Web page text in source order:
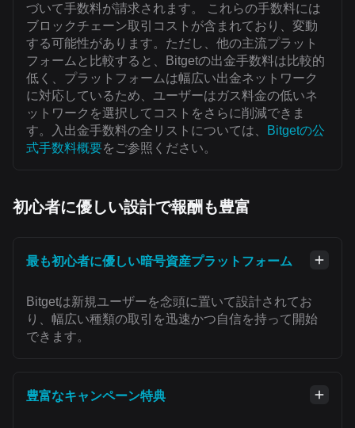
づいて手数料が請求されます。 これらの手数料には
ブロックチェーン取引コストが含まれており、変動
する可能性があります。ただし、他の主流プラット
フォームと比較すると、Bitgetの出金手数料は比較的
低く、プラットフォームは幅広い出金ネットワーク
に対応しているため、ユーザーはガス料金の低いネ
ットワークを選択してコストをさらに削減できま
す。入出金手数料の全リストについては、
Bitgetの公
式手数料概要をご参照ください。
初心者に優しい設計で報酬も豊富
最も初心者に優しい暗号資産プラットフォーム
Bitgetは新規ユーザーを念頭に置いて設計されてお
り、幅広い種類の取引を迅速かつ自信を持って開始
できます。
豊富なキャンペーン特典